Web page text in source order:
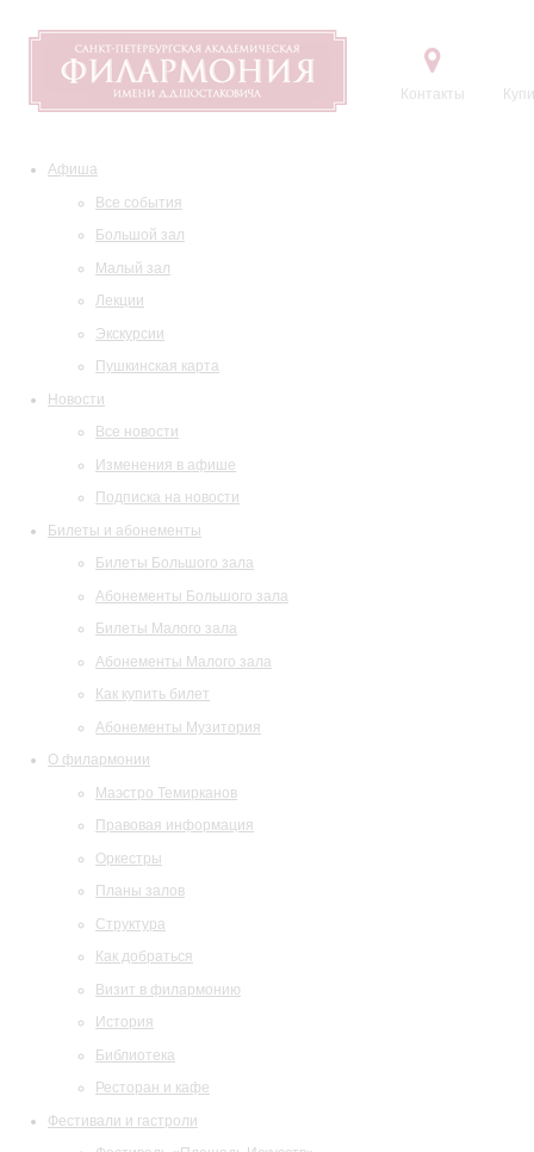
Контакты
Афиша
Все события
Большой зал
Малый зал
Лекции
Экскурсии
Пушкинская карта
Новости
Все новости
Изменения в афише
Подписка на новости
Билеты и абонементы
Билеты Большого зала
Абонементы Большого зала
Билеты Малого зала
Абонементы Малого зала
Как купить билет
Абонементы Музитория
О филармонии
Маэстро Темирканов
Правовая информация
Оркестры
Планы залов
Структура
Как добраться
Визит в филармонию
История
Библиотека
Ресторан и кафе
Фестивали и гастроли